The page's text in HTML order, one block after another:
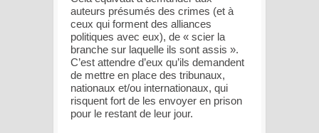
auteurs présumés des crimes (et à
ceux qui forment des alliances
politiques avec eux), de « scier la
branche sur laquelle ils sont assis ».
C’est attendre d’eux qu’ils demandent
de mettre en place des tribunaux,
nationaux et/ou internationaux, qui
risquent fort de les envoyer en prison
pour le restant de leur jour.